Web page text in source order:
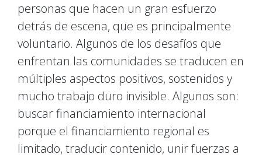
personas que hacen un gran esfuerzo
detrás de escena, que es principalmente
voluntario. Algunos de los desafíos que
enfrentan las comunidades se traducen en
múltiples aspectos positivos, sostenidos y
mucho trabajo duro invisible. Algunos son:
buscar financiamiento internacional
porque el financiamiento regional es
limitado, traducir contenido, unir fuerzas a